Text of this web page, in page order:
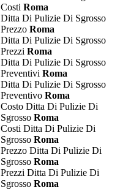
Costi Roma
Ditta Di Pulizie Di Sgrosso
Prezzo Roma
Ditta Di Pulizie Di Sgrosso
Prezzi Roma
Ditta Di Pulizie Di Sgrosso
Preventivi Roma
Ditta Di Pulizie Di Sgrosso
Preventivo Roma
Costo Ditta Di Pulizie Di
Sgrosso Roma
Costi Ditta Di Pulizie Di
Sgrosso Roma
Prezzo Ditta Di Pulizie Di
Sgrosso Roma
Prezzi Ditta Di Pulizie Di
Sgrosso Roma